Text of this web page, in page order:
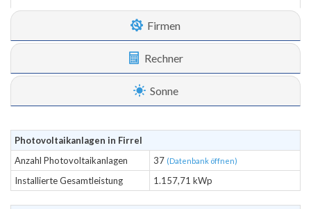
Firmen
Rechner
Sonne
Photovoltaikanlagen in Firrel
Anzahl Photovoltaikanlagen
37 (Datenbank öffnen)
Installierte Gesamtleistung 1.157,71 kWp